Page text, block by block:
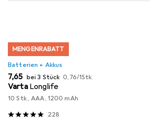
MENGENRABATT
Batterien + Akkus
EUR
7,65 bei 3 Stück EUR
0,76/1Stk.
Varta Longlife
10 Stk., AAA, 1200 mAh
228